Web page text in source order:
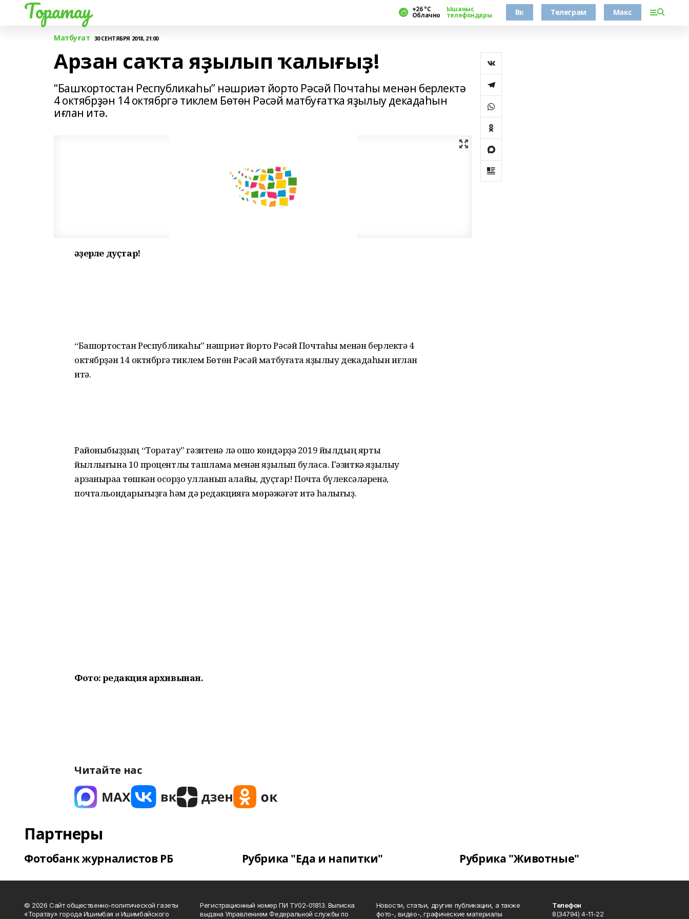
Торатау +26 °С
Облачно
Ышаныс
телефондары Вк Телеграм Макс
Матбуғат 30 СЕНТЯБРЯ 2018, 21:00
Арзан саҡта яҙылып ҡалығыҙ!
“Башҡортостан Республикаһы” нәшриәт йорто Рәсәй Почтаһы менән берлектә
4 октябрҙән 14 октябргә тиклем Бөтөн Рәсәй матбуғатҡа яҙылыу декадаһын
иғлан итә.
Ҡәҙерле дуҫтар!
“Башҡортостан Республикаһы” нәшриәт йорто Рәсәй Почтаһы менән берлектә 4
октябрҙән 14 октябргә тиклем Бөтөн Рәсәй матбуғатҡа яҙылыу декадаһын иғлан
итә.
Районыбыҙҙың “Торатау” гәзитенә лә ошо көндәрҙә 2019 йылдың ярты
йыллығына 10 процентлы ташлама менән яҙылып буласаҡ. Гәзиткә яҙылыу
арзаныраҡҡа төшкән осорҙо ҡулланып ҡалайыҡ, дуҫтар! Почта бүлексәләренә,
почтальондарығыҙға һәм дә редакцияға мөрәжәғәт итә һалығыҙ.
Фото: редакция архивынан.
Читайте нас
Партнеры
Фотобанк журналистов РБ Рубрика "Еда и напитки" Рубрика "Животные"
© 2026 Сайт общественно-политической газеты
«Торатау» города Ишимбая и Ишимбайского
Регистрационный номер ПИ ТУ02-01813. Выписка
выдана Управлением Федеральной службы по
Новости, статьи, другие публикации, а также
фото-, видео-, графические материалы
Телефон
8(34794) 4-11-22